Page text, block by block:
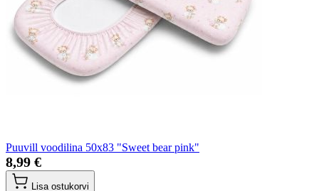
Puuvill voodilina 50x83 "Sweet bear pink"
8,99 €
Lisa ostukorvi